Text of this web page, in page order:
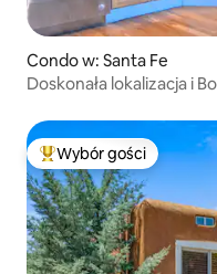
Condo w: Santa Fe
Doskonała lokalizacja i
Najpopularniejsze z
Wybór gości